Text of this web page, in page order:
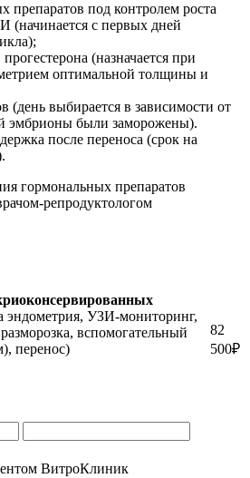
препаратов под контролем роста
(начинается с первых дней
(назначается при
оптимальной толщины и
(день выбирается в зависимости от
эмбрионы были заморожены).
после переноса (срок на
гормональных препаратов
репродуктологом
эндометрия, УЗИ-мониторинг,
вспомогательный
перенос)
82
500₽
ВитроКлиник